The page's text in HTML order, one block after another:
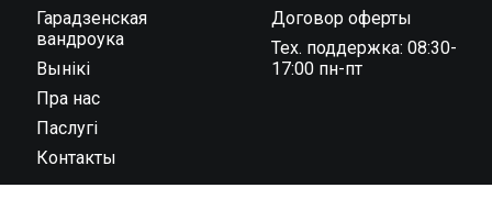
Гарадзенская
вандроука
Вынікі
Пра нас
Паслугі
Контакты
Договор оферты
Тех. поддержка: 08:30-
17:00 пн-пт